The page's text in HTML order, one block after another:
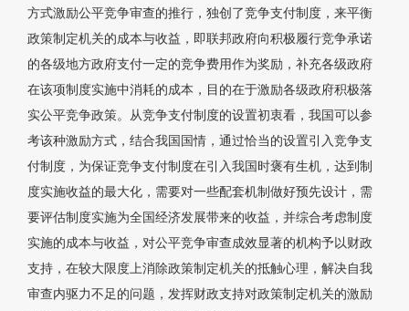
方式激励公平竞争审查的推行，独创了竞争支付制度，来平衡
政策制定机关的成本与收益，即联邦政府向积极履行竞争承诺
的各级地方政府支付一定的竞争费用作为奖励，补充各级政府
在该项制度实施中消耗的成本，目的在于激励各级政府积极落
实公平竞争政策。从竞争支付制度的设置初衷看，我国可以参
考该种激励方式，结合我国国情，通过恰当的设置引入竞争支
付制度，为保证竞争支付制度在引入我国时褒有生机，达到制
度实施收益的最大化，需要对一些配套机制做好预先设计，需
要评估制度实施为全国经济发展带来的收益，并综合考虑制度
实施的成本与收益，对公平竞争审查成效显著的机构予以财政
支持，在较大限度上消除政策制定机关的抵触心理，解决自我
审查内驱力不足的问题，发挥财政支持对政策制定机关的激励